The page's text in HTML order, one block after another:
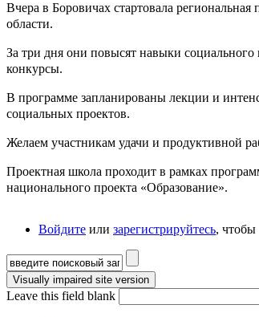
Вчера в Боровичах стартовала
области.
За три дня они повысят навыки
конкурсы.
В программе запланированы лекции и
социальных проектов.
Желаем участникам удачи и продуктивной
Проектная школа проходит в рамках
национального проекта «Образование».
Войдите или зарегистрируйтесь, чтобы
Форма поиска
Leave this field blank